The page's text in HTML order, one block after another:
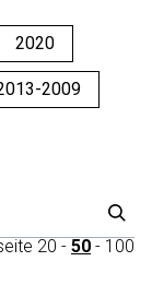
2020
2009
20 - 50 - 100